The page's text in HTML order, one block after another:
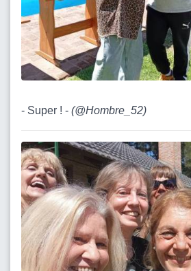
- Super ! - (@Hombre_52)